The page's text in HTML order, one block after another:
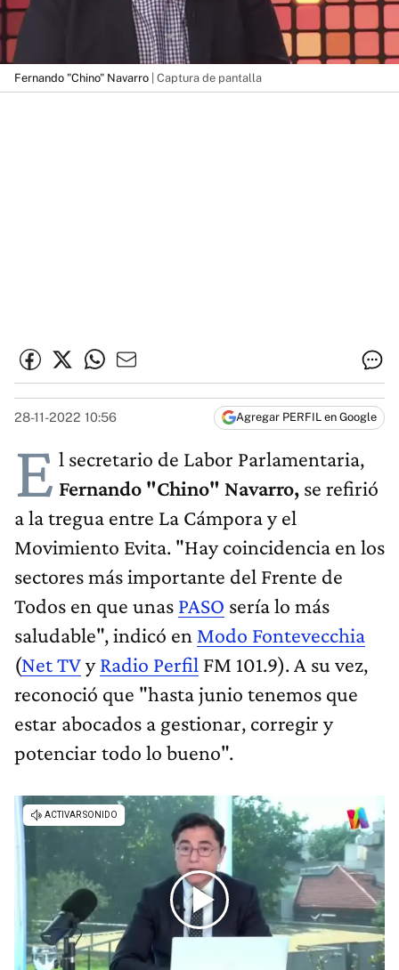
Fernando "Chino" Navarro | Captura de pantalla
28-11-2022 10:56 Agregar PERFIL en Google
E l secretario de Labor Parlamentaria,
Fernando "Chino" Navarro, se refirió
a la tregua entre La Cámpora y el
Movimiento Evita. "Hay coincidencia en los
sectores más importante del Frente de
Todos en que unas PASO sería lo más
saludable", indicó en Modo Fontevecchia
(Net TVyRadio Perfil FM 101.9). A su vez,
reconoció que "hasta junio tenemos que
estar abocados a gestionar, corregir y
potenciar todo lo bueno".